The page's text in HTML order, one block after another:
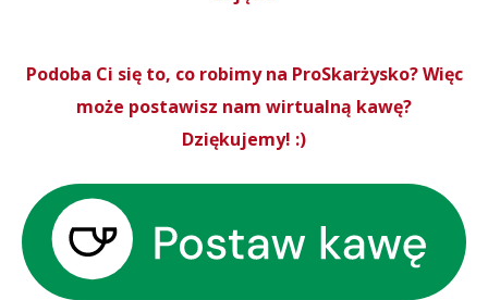
Podoba Ci się to, co robimy na ProSkarżysko? Więc
może postawisz nam wirtualną kawę?
Dziękujemy! :)